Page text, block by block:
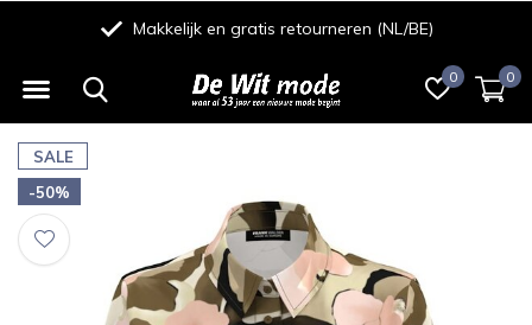
0 0
Makkelijk en gratis retourneren (NL/BE)
SALE
-50%